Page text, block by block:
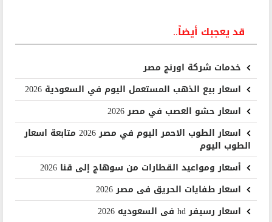
قد يعجبك أيضاً..
خدمات شركة اورنج مصر
اسعار بيع الذهب المستعمل اليوم في السعودية 2026
اسعار حشو العصب في مصر 2026
اسعار الطوب الاحمر اليوم في مصر 2026 متابعة اسعار
الطوب اليوم
أسعار ومواعيد القطارات من سوهاج إلى قنا 2026
اسعار طفايات الحريق فى مصر 2026
اسعار رسيفر hd فى السعوديه 2026